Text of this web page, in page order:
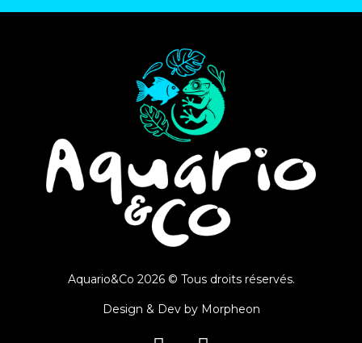
Aquario&Co 2026 © Tous droits réservés.
Design & Dev by Morpheon